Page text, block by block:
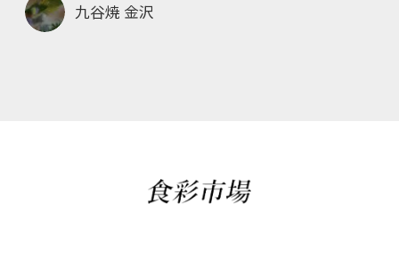
九谷焼 金沢